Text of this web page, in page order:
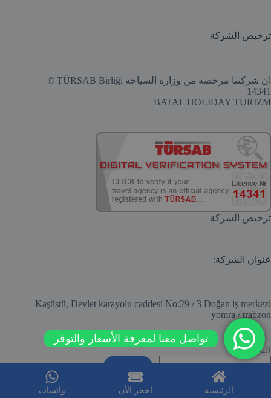
ترخيص الشركة
ان شركتنا مرخصة من وزارة السياحة TÜRSAB Birliği ©
14341
BATAL HOLIDAY TURIZM
ترخيص الشركة
عنوان الشركة:
Kaşüstü, Devlet karayolu caddesi No:29 / 3 Doğan iş merkezi
yomra / trabzon
البحث
حقوق النشر والتصميم والمحتوى © محفوظة لشركة
تواصل معنا لمعرفة الأسعار والتوفر
الرئيسية احجز الأن واتساب